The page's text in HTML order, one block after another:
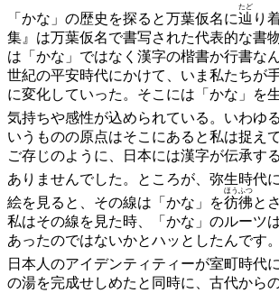
「かな」の歴史を探ると万葉仮名に辿
たど
り
集』は万葉仮名で書写された代表的な書
は「かな」ではなく漢字の楷書か行書な
世紀の平安時代にかけて、いま私たちが
に変化していった。そこには「かな」を
気持ちや感性が込められている。いわゆる
いうものの原点はそこにあると私は捉え
ご存じのように、日本には漢字が伝承す
ありませんでした。ところが、弥生時代
絵を見ると、その線は「かな」を彷
ほう
彿
ふつ
と
私はその線を見た時、「かな」のルーツ
あったのではないかとハッとしたんです
日本人のアイデンティティーが室町時代に
の湯を完成せしめたと同時に、古代から